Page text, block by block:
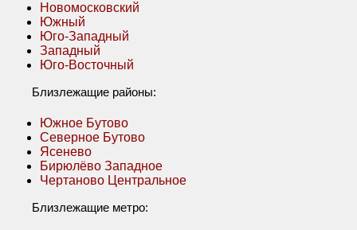
Новомосковский
Южный
Юго-Западный
Западный
Юго-Восточный
Близлежащие районы:
Южное Бутово
Северное Бутово
Ясенево
Бирюлёво Западное
Чертаново Центральное
Близлежащие метро: